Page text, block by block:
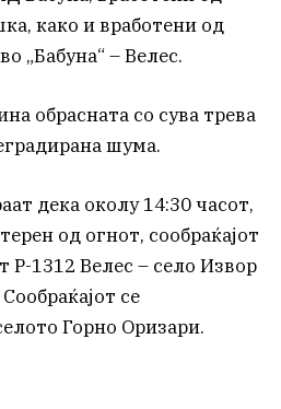
како и вработени од
„Бабуна“ – Велес.
обрасната со сува трева
шума.
дека околу 14:30 часот,
од огнот, сообраќајот
Р-1312 Велес – село Извор
се
Горно Оризари.